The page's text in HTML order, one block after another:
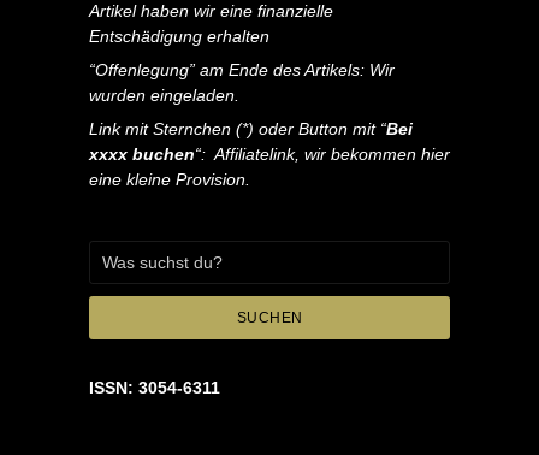
Artikel haben wir eine finanzielle
Entschädigung erhalten
“Offenlegung” am Ende des Artikels: Wir
wurden eingeladen.
Link mit Sternchen (*) oder Button mit “Bei
xxxx buchen“: Affiliatelink, wir bekommen hier
eine kleine Provision.
SUCHEN
ISSN: 3054-6311